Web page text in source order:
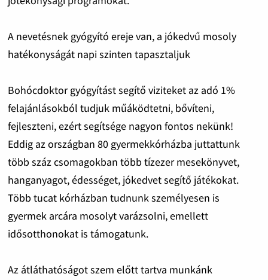
A nevetésnek gyógyító ereje van, a jókedvű mosoly
hatékonyságát napi szinten tapasztaljuk
Bohócdoktor gyógyítást segítő viziteket az adó 1%
felajánlásokból tudjuk műáködtetni, bővíteni,
fejleszteni, ezért segítsége nagyon fontos nekünk!
Eddig az országban 80 gyermekkórházba juttattunk
több száz csomagokban több tízezer mesekönyvet,
hanganyagot, édességet, jókedvet segítő játékokat.
Több tucat kórházban tudnunk személyesen is
gyermek arcára mosolyt varázsolni, emellett
idősotthonokat is támogatunk.
Az átláthatóságot szem előtt tartva munkánk